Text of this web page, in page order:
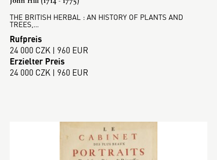
THE BRITISH HERBAL : AN HISTORY OF PLANTS AND
TREES,…
Rufpreis
24 000 CZK | 960 EUR
Erzielter Preis
24 000 CZK | 960 EUR